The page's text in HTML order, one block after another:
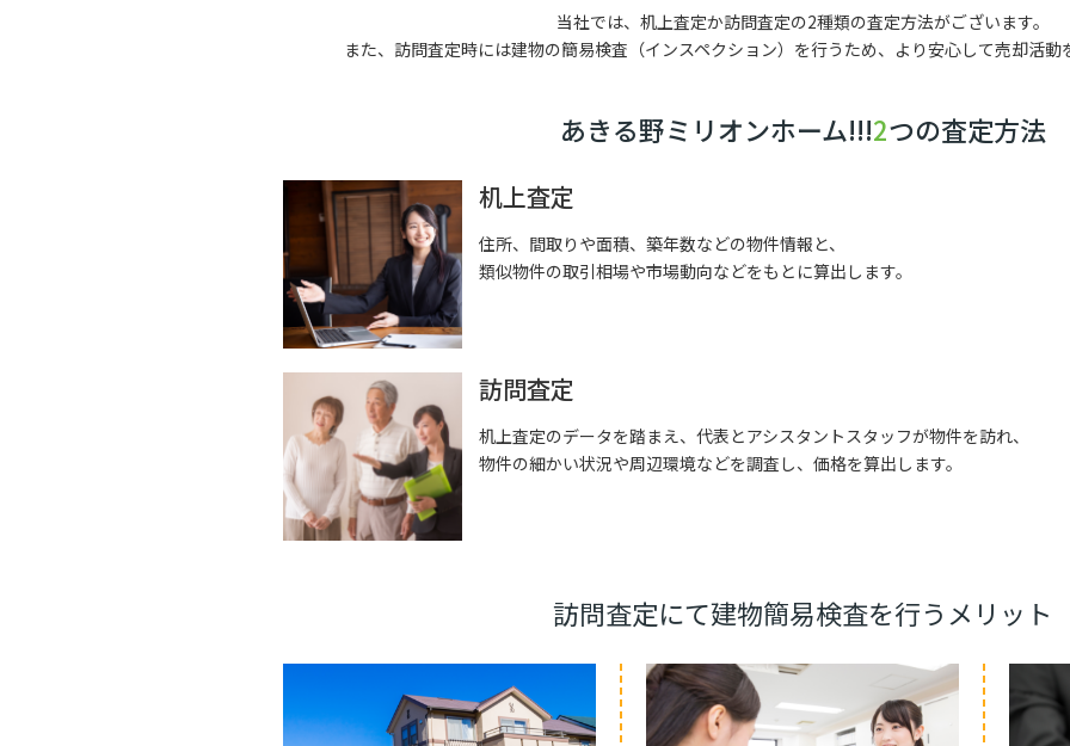
当社では、机上査定か訪問査定の2種類の査定方法がございます。
また、訪問査定時には建物の簡易検査（インスペクション）を行うため、より安心して売却活動
あきる野ミリオンホーム!!!2つの査定方法
机上査定
住所、間取りや面積、築年数などの物件情報と、
類似物件の取引相場や市場動向などをもとに算出します。
訪問査定
机上査定のデータを踏まえ、代表とアシスタントスタッフが物件を訪れ、
物件の細かい状況や周辺環境などを調査し、価格を算出します。
訪問査定にて建物簡易検査を行うメリット